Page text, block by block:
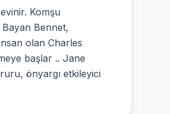
Komşu
Bayan Bennet,
olan Charles
başlar .. Jane
önyargı etkileyici